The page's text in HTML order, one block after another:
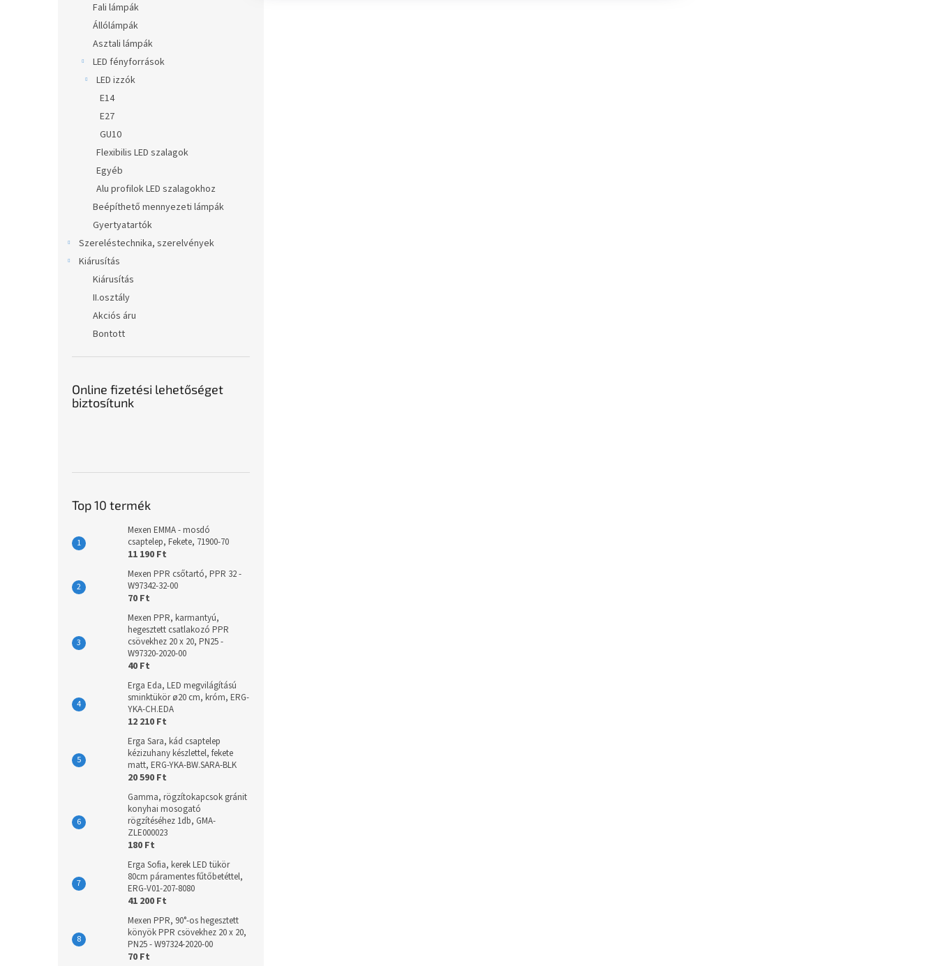
Fali lámpák
Állólámpák
Asztali lámpák
LED fényforrások
LED izzók
E14
E27
GU10
Flexibilis LED szalagok
Egyéb
Alu profilok LED szalagokhoz
Beépíthető mennyezeti lámpák
Gyertyatartók
Szereléstechnika, szerelvények
Kiárusítás
Kiárusítás
II.osztály
Akciós áru
Bontott
Online fizetési lehetőséget
biztosítunk
Top 10 termék
Mexen EMMA - mosdó
csaptelep, Fekete, 71900-70
11 190 Ft
Mexen PPR csőtartó, PPR 32 -
W97342-32-00
70 Ft
Mexen PPR, karmantyú,
hegesztett csatlakozó PPR
csövekhez 20 x 20, PN25 -
W97320-2020-00
40 Ft
Erga Eda, LED megvilágítású
sminktükör ø20 cm, króm, ERG-
YKA-CH.EDA
12 210 Ft
Erga Sara, kád csaptelep
kézizuhany készlettel, fekete
matt, ERG-YKA-BW.SARA-BLK
20 590 Ft
Gamma, rögzítokapcsok gránit
konyhai mosogató
rögzítéséhez 1db, GMA-
ZLE000023
180 Ft
Erga Sofia, kerek LED tükör
80cm páramentes fűtőbetéttel,
ERG-V01-207-8080
41 200 Ft
Mexen PPR, 90°-os hegesztett
könyök PPR csövekhez 20 x 20,
PN25 - W97324-2020-00
70 Ft